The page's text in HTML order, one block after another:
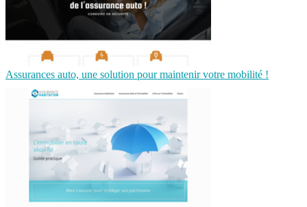
Assurances auto, une solution pour maintenir votre mobilité !